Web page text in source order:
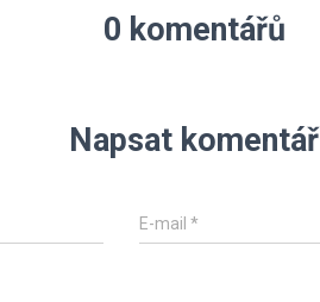
0 komentářů
Napsat komentář
E-mail*